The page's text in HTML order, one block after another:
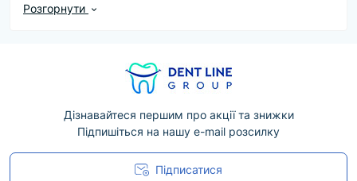
можна переглянути доступні товари бренду,
Під час вибору продукції Micerium (Італія)
рекомендуємо враховувати її призначення,
сумісність з обладнанням або матеріалами, а
також офіційні рекомендації виробника. Дані про
конкретну модель, форму випуску й
комплектацію наведені у відповідній картці
Розгорнути
Дізнавайтеся першим про акції та знижки
Підпишіться на нашу e-mail розсилку
Підписатися